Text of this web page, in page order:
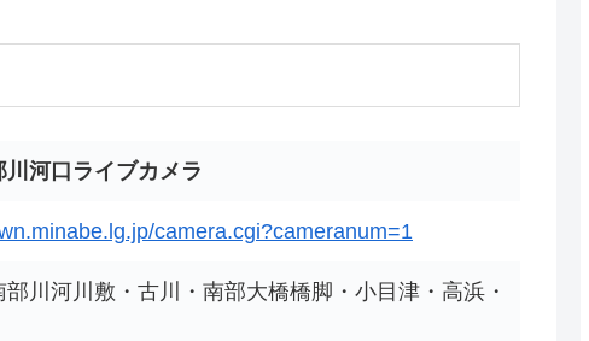
河口ライブカメラ
camera.cgi?cameranum=1
川河川敷・古川・南部大橋橋脚・小目津・高浜・